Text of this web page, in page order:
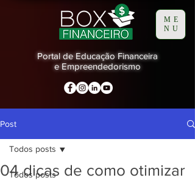
ME
NU
Portal de Educação Financeira
e Empreendedorismo
Post
Todos posts
Todos posts
04 dicas de como otimizar